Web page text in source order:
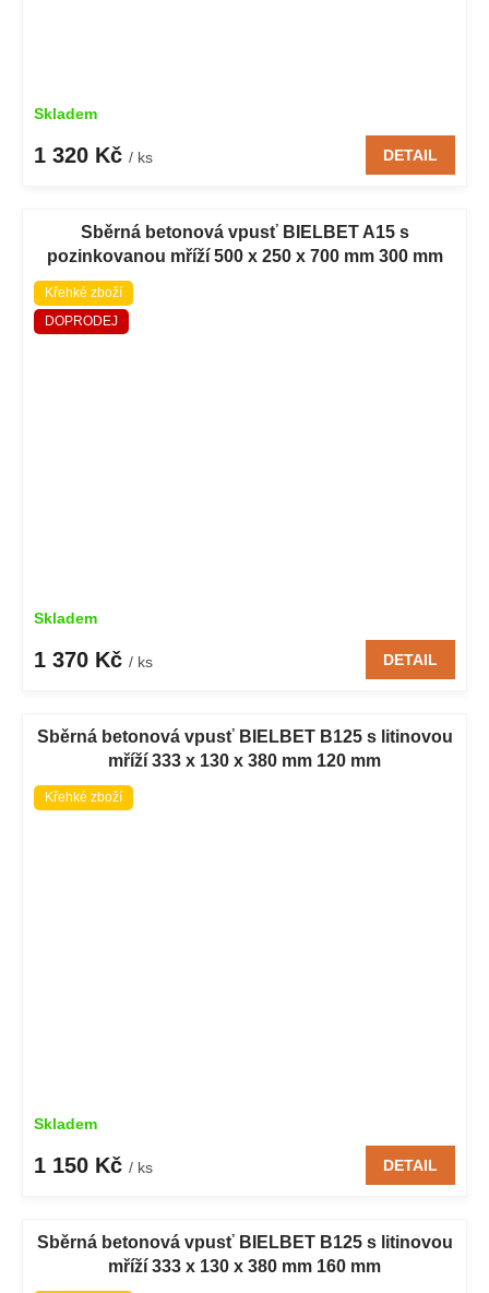
Skladem
1 320 Kč / ks DETAIL
Sběrná betonová vpusť BIELBET A15 s
pozinkovanou mříží 500 x 250 x 700 mm 300 mm
Křehké zboží
DOPRODEJ
Skladem
1 370 Kč / ks DETAIL
Sběrná betonová vpusť BIELBET B125 s litinovou
mříží 333 x 130 x 380 mm 120 mm
Křehké zboží
Skladem
1 150 Kč / ks DETAIL
Sběrná betonová vpusť BIELBET B125 s litinovou
mříží 333 x 130 x 380 mm 160 mm